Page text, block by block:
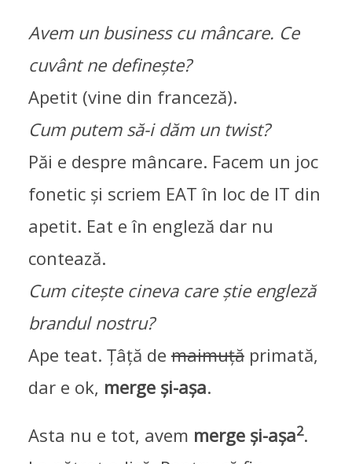
Avem un business cu mâncare. Ce
cuvânt ne definește?
Apetit (vine din franceză).
Cum putem să-i dăm un twist?
Păi e despre mâncare. Facem un joc
fonetic și scriem EAT în loc de IT din
apetit. Eat e în engleză dar nu
contează.
Cum citește cineva care știe engleză
brandul nostru?
Ape teat. Țâță demaimuțăprimată,
dar e ok, merge și-așa.
Asta nu e tot, avem merge și-așa2.